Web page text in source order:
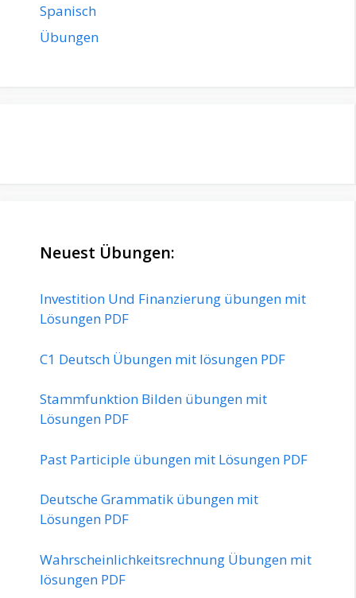
Spanisch
Übungen
Neuest Übungen:
Investition Und Finanzierung übungen mit
Lösungen PDF
C1 Deutsch Übungen mit lösungen PDF
Stammfunktion Bilden übungen mit
Lösungen PDF
Past Participle übungen mit Lösungen PDF
Deutsche Grammatik übungen mit
Lösungen PDF
Wahrscheinlichkeitsrechnung Übungen mit
lösungen PDF